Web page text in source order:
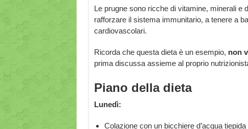
Le prugne sono ricche di vitamine, minerali e
rafforzare il sistema immunitario, a tenere a
cardiovascolari.
Ricorda che questa dieta è un esempio, non
prima discussa assieme al proprio
Piano della dieta
Lunedì:
Colazione con un bicchiere d’acqua